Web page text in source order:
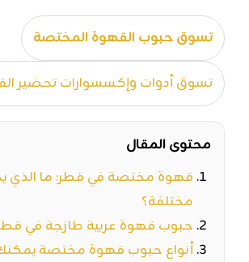
تسوق حبوب القهوة المختصة
تسوق أدوات وإكسسوارات تحضير
محتوى المقال
قهوة مختصة في قطر: ما الذي
مختلفة؟
حبوب قهوة عربية طازجة في قطر
أنواع حبوب قهوة مختصة يمكنك